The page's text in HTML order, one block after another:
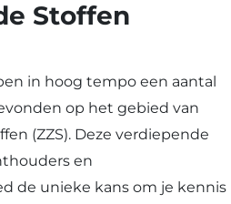
Stoffen
Stoffen
in hoog tempo een aantal
op het gebied van
(ZZS). Deze verdiepende
en
de unieke kans om je kennis